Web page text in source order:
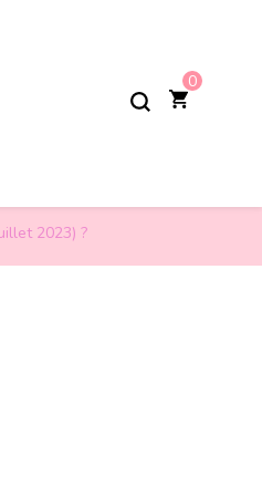
0
2023) ?